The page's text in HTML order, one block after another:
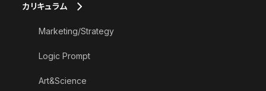
カリキュラム
Marketing/Strategy
Logic Prompt
Art&Science